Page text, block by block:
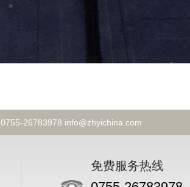
0755-26783978 info@zhyichina.com
免费服务热线